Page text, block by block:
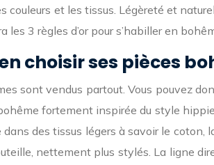
couleurs et les tissus. Légèreté et
les 3 règles d’or pour s’habiller en
choisir ses pièces
sont vendus partout. Vous pouvez
fortement inspirée du style
des tissus légers à savoir le coton,
nettement plus stylés. La ligne